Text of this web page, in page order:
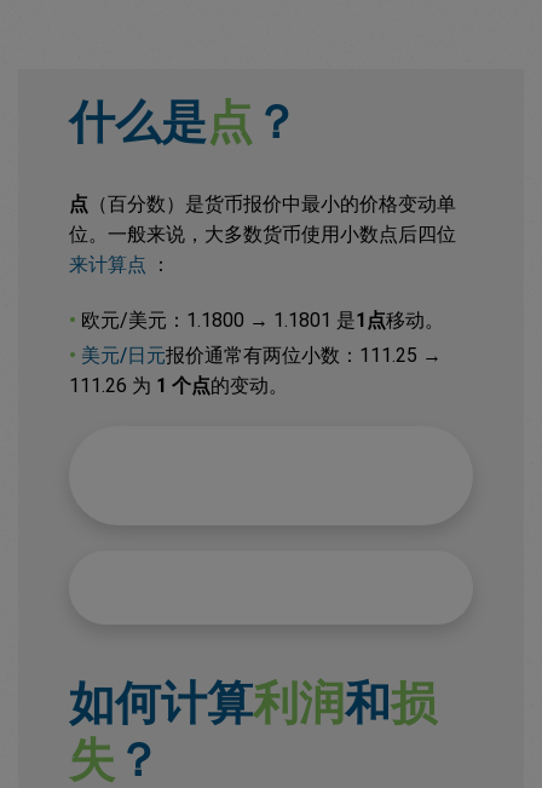
什么是点 ？
点 （百分数）是货币报价中最小的价格变动单
位。一般来说，大多数货币使用小数点后四位
来计算点
：
• 欧元/美元：1.1800 → 1.1801 是1点移动。
• 美元/日元报价通常有两位小数：111.25 →
111.26 为 1 个点的变动。
如何计算利润和损
失 ？